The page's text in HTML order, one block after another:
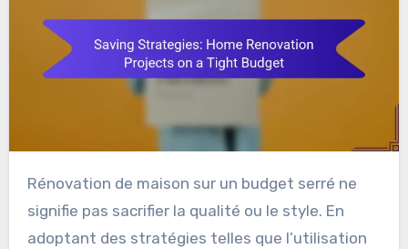
Rénovation de maison sur un budget serré ne
signifie pas sacrifier la qualité ou le style. En
adoptant des stratégies telles que l’utilisation